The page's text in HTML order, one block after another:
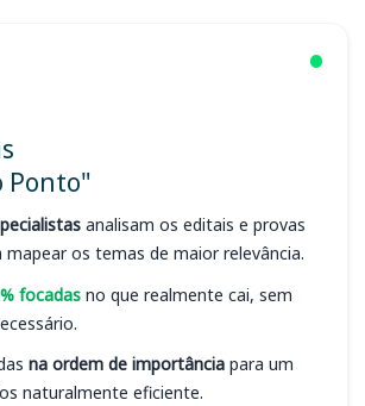
Ponto"
analisam os editais e provas
os temas de maior relevância.
focadas no que realmente cai, sem
na ordem de importância para um
naturalmente eficiente.